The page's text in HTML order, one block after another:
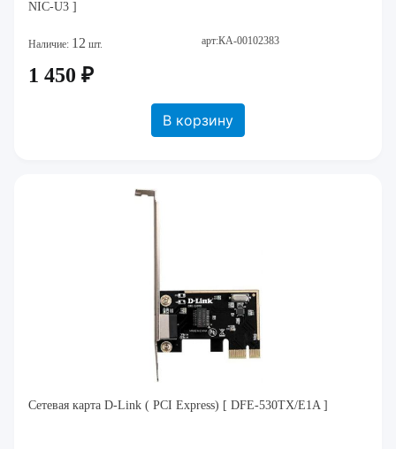
NIC-U3 ]
Наличие: 12 шт. арт:КА-00102383
1 450 ₽
В корзину
Сетевая карта D-Link ( PCI Express) [ DFE-530TX/E1A ]